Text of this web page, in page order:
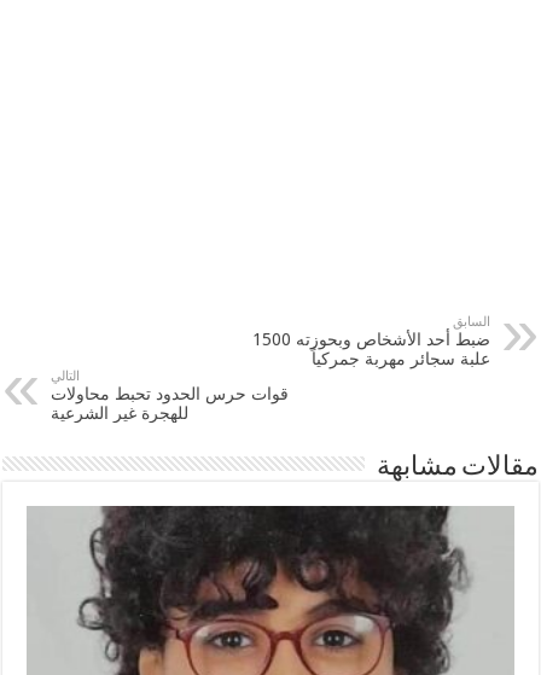
السابق
ضبط أحد الأشخاص وبحوزته 1500
علبة سجائر مهربة جمركياً
التالي
قوات حرس الحدود تحبط محاولات
للهجرة غير الشرعية
مقالات مشابهة